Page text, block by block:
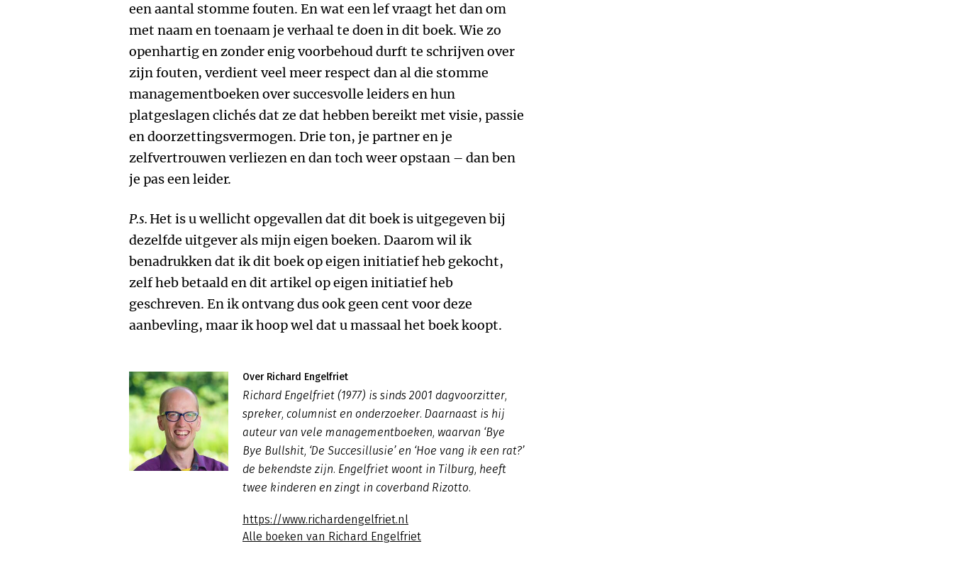
een aantal stomme fouten. En wat een lef vraagt het dan om
met naam en toenaam je verhaal te doen in dit boek. Wie zo
openhartig en zonder enig voorbehoud durft te schrijven over
zijn fouten, verdient veel meer respect dan al die stomme
managementboeken over succesvolle leiders en hun
platgeslagen clichés dat ze dat hebben bereikt met visie, passie
en doorzettingsvermogen. Drie ton, je partner en je
zelfvertrouwen verliezen en dan toch weer opstaan – dan ben
je pas een leider.
P.s.Het is u wellicht opgevallen dat dit boek is uitgegeven bij
dezelfde uitgever als mijn eigen boeken. Daarom wil ik
benadrukken dat ik dit boek op eigen initiatief heb gekocht,
zelf heb betaald en dit artikel op eigen initiatief heb
geschreven. En ik ontvang dus ook geen cent voor deze
aanbevling, maar ik hoop wel dat u massaal het boek koopt.
Over Richard Engelfriet
Richard Engelfriet (1977) is sinds 2001 dagvoorzitter,
spreker, columnist en onderzoeker. Daarnaast is hij
auteur van vele managementboeken, waarvan ‘Bye
Bye Bullshit, ‘De Succesillusie’ en ‘Hoe vang ik een rat?’
de bekendste zijn. Engelfriet woont in Tilburg, heeft
twee kinderen en zingt in coverband Rizotto.
https://www.richardengelfriet.nl
Alle boeken van Richard Engelfriet